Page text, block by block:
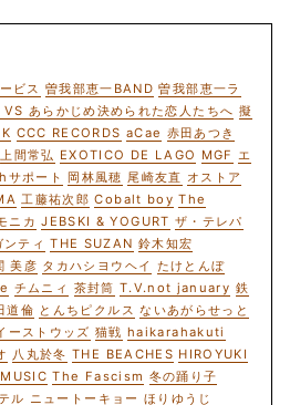
ビス 曽我部恵一BAND 曽我部恵一ラ
VS あらかじめ決められた恋人たちへ 擬
CCC RECORDS aCae 赤田あつき
上間常弘 EXOTICO DE LAGO MGF エ
サポート 岡林風穂 尾崎友直 オストア
工藤祐次郎 Cobalt boy The
ニカ JEBSKI & YOGURT ザ・テレパ
ンティ THE SUZAN 鈴木知宏
美彦 タカハシヨウヘイ たけとんぼ
チムニィ 茶封筒 T.V.not january 鉄
道倫 とんちピクルス ないあがらせっと
ーストウッズ 猫戦 haikarahakuti
八丸於冬 THE BEACHES HIROYUKI
The Fascism 冬の踊り子
ル ニュートーキョー ほりゆうじ